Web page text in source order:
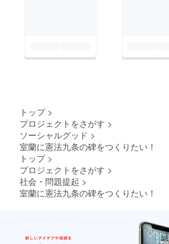
トップ >
プロジェクトをさがす >
ソーシャルグッド >
室蘭に憲法九条の碑をつくりたい！
トップ >
プロジェクトをさがす >
社会・問題提起 >
室蘭に憲法九条の碑をつくりたい！